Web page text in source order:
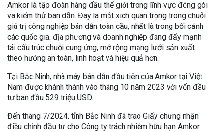
Amkor là tập đoàn hàng đầu thế giới trong lĩnh vực đóng gói
và kiểm thử bán dẫn. Đây là mắt xích quan trọng trong chuỗi
giá trị công nghiệp bán dẫn toàn cầu, nhất là trong bối cảnh
các quốc gia, địa phương và doanh nghiệp đang đẩy mạnh
tái cấu trúc chuỗi cung ứng, mở rộng mạng lưới sản xuất
theo hướng an toàn, linh hoạt và hiệu quả hơn.
Tại Bắc Ninh, nhà máy bán dẫn đầu tiên của Amkor tại Việt
Nam được khánh thành vào tháng 10 năm 2023 với vốn đầu
tư ban đầu 529 triệu USD.
Đến tháng 7/2024, tỉnh Bắc Ninh đã trao Giấy chứng nhận
điều chỉnh đầu tư cho Công ty trách nhiệm hữu hạn Amkor